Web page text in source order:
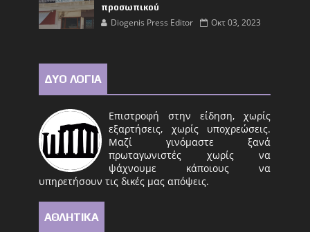
προσωπικού
Diogenis Press Editor Οκτ 03, 2023
ΔΥΟ ΛΟΓΙΑ
Επιστροφή στην είδηση, χωρίς
εξαρτήσεις, χωρίς υποχρεώσεις.
Μαζί γινόμαστε ξανά
πρωταγωνιστές χωρίς να
ψάχνουμε κάποιους να
υπηρετήσουν τις δικές μας απόψεις.
ΑΘΛΗΤΙΚΑ